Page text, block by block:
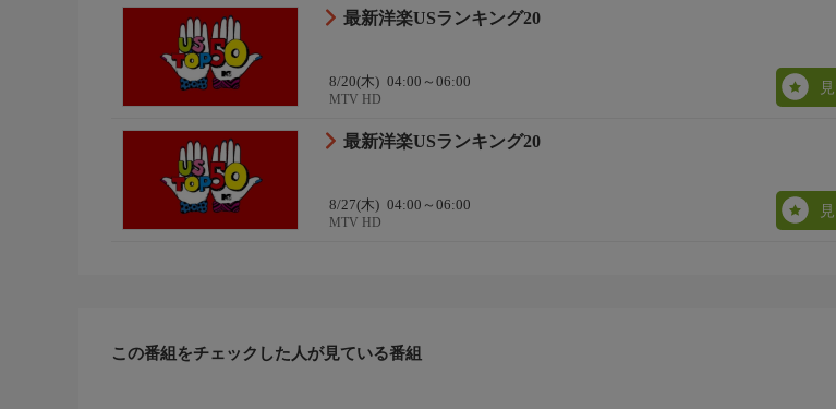
最新洋楽USランキング20
8/20(木) 04:00～06:00
MTV HD
最新洋楽USランキング20
8/27(木) 04:00～06:00
MTV HD
この番組をチェックした人が見ている番組